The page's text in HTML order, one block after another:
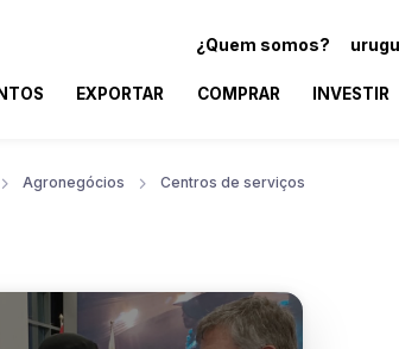
¿Quem somos?
EXPORTAR COMPRAR INVESTIR
Agronegócios Centros de serviços